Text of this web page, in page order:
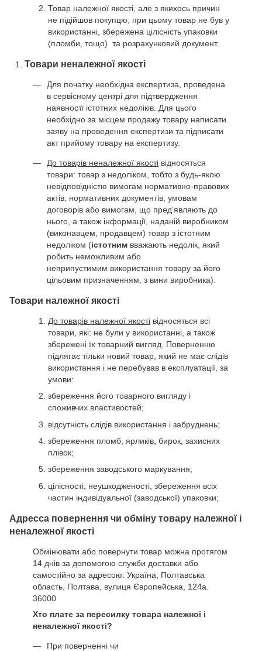
Товар належної якості, але з якихось причин
не підійшов покупцю, при цьому товар не був у
використанні, збережена цілісність упаковки
(пломби, тощо) та розрахунковий документ.
Товари неналежної якості
Для початку необхідна експертиза, проведена
в сервісному центрі для підтвердження
наявності істотних недоліків. Для цього
необхідно за місцем продажу товару написати
заяву на проведення експертизи та підписати
акт прийому товару на експертизу.
До товарів неналежної якості відносяться
товари: товар з недоліком, тобто з будь-якою
невідповідністю вимогам нормативно-правових
актів, нормативних документів, умовам
договорів або вимогам, що пред’являють до
нього, а також інформації, наданій виробником
(виконавцем, продавцем) товар з істотним
недоліком (істотним вважають недолік, який
робить неможливим або
неприпустимим використання товару за його
цільовим призначенням, з вини виробника).
Товари належної якості
До товарів належної якості відносяться всі
товари, які: не були у використанні, а також
збережені їх товарний вигляд. Поверненню
підлягає тільки новий товар, який не має слідів
використання і не перебував в експлуатації, за
умови:
збереження його товарного вигляду і
споживчих властивостей;
відсутність слідів використання і забруднень;
збереження пломб, ярликів, бирок, захисних
плівок;
збереження заводського маркування;
цілісності, неушкодженості, збереження всіх
частин індивідуальної (заводської) упаковки;
Адресса повернення чи обміну товару належної і
неналежної якості
Обмінювати або повернути товар можна протягом
14 днів за допомогою служби доставки або
самостійно за адресою: Україна, Полтавська
область, Полтава, вулиця Європейська, 124а.
36000
Хто плате за пересилку товара належної і
неналежної якості?
При поверненні чи